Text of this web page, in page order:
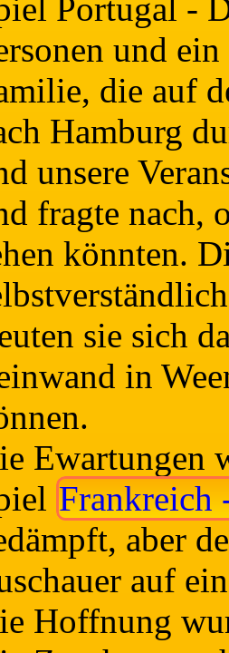
Portugal -
und
die auf
Hamburg
unsere
fragte nach,
könnten.
sie sich
in
Ewartungen
Frankreich
aber
auf
Hoffnung